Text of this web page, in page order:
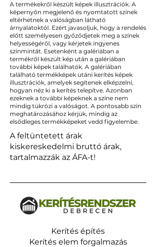
A termékekről készült képek illusztrációk. A
képernyőn megjelenő és nyomtatott színek
eltérhetnek a valóságban látható
árnyalatoktól. Ezért javasoljuk, hogy a rendelés
előtt személyesen győződjetek meg a színek
helyességéről, vagy kérjetek ingyenes
színmintát. Esetenként a galériában a
termékről készült kép után a galériában
további képek találhatók. A galériában
található termékképek utáni kerítés képek
illusztrációk, amelyek segítenek elképzelni,
hogyan néz ki a kerítés telepítve. Azonban
ezeknek a további képeknek a színe nem
mindig tükrözi a valóságot. A pontosabb szín
meghatározásához kérjük, mindig az
elsődleges termékképeket vedd figyelembe.
A feltüntetett árak
kiskereskedelmi bruttó árak,
tartalmazzák az ÁFA-t!
Kerítés építés
Kerítés elem forgalmazás